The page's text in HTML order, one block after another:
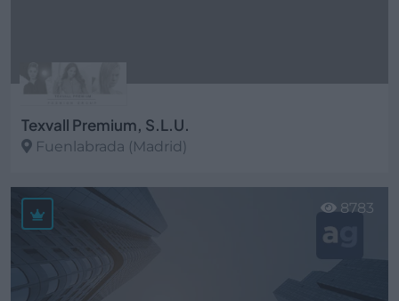
Texvall Premium, S.L.U.
Fuenlabrada (Madrid)
Ver más
8783